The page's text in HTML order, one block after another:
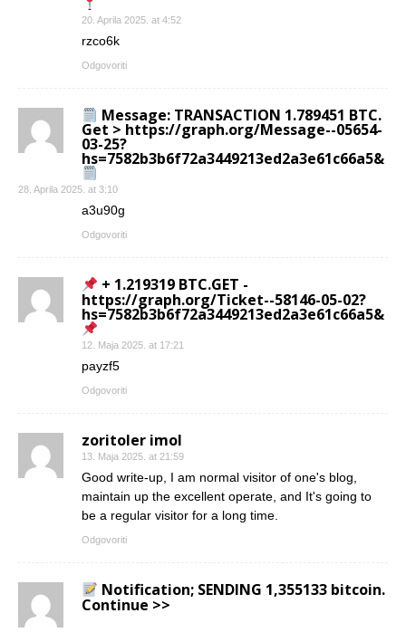
20. Aprila 2025. at 4:52
rzco6k
Odgovoriti
Message: TRANSACTION 1.789451 BTC.
Get > https://graph.org/Message--05654-
03-25?
hs=7582b3b6f72a3449213ed2a3e61c66a5&
28. Aprila 2025. at 3:10
a3u90g
Odgovoriti
+ 1.219319 BTC.GET -
https://graph.org/Ticket--58146-05-02?
hs=7582b3b6f72a3449213ed2a3e61c66a5&
12. Maja 2025. at 17:21
payzf5
Odgovoriti
zoritoler imol
13. Maja 2025. at 21:59
Good write-up, I am normal visitor of one's blog,
maintain up the excellent operate, and It's going to
be a regular visitor for a long time.
Odgovoriti
Notification; SENDING 1,355133 bitcoin.
Continue >>